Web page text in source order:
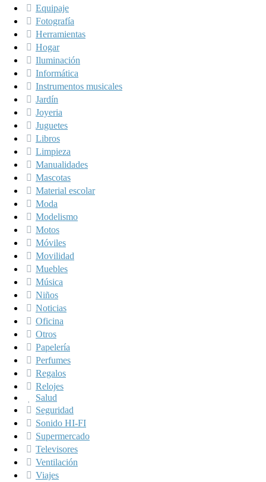
Equipaje
Fotografía
Herramientas
Hogar
Iluminación
Informática
Instrumentos musicales
Jardín
Joyeria
Juguetes
Libros
Limpieza
Manualidades
Mascotas
Material escolar
Moda
Modelismo
Motos
Móviles
Movilidad
Muebles
Música
Niños
Noticias
Oficina
Otros
Papelería
Perfumes
Regalos
Relojes
Salud
Seguridad
Sonido HI-FI
Supermercado
Televisores
Ventilación
Viajes